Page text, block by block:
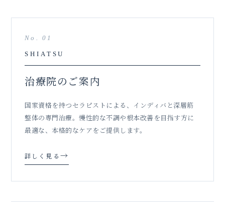
No. 01
SHIATSU
治療院のご案内
国家資格を持つセラピストによる、インディバと深層筋
整体の専門治療。慢性的な不調や根本改善を目指す方に
最適な、本格的なケアをご提供します。
詳しく見る →